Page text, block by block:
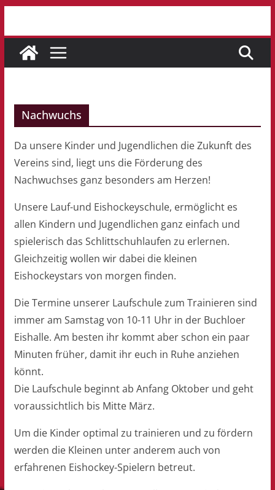
springen
Nachwuchs
Da unsere Kinder und Jugendlichen die Zukunft des
Vereins sind, liegt uns die Förderung des
Nachwuchses ganz besonders am Herzen!
Unsere Lauf-und Eishockeyschule, ermöglicht es
allen Kindern und Jugendlichen ganz einfach und
spielerisch das Schlittschuhlaufen zu erlernen.
Gleichzeitig wollen wir dabei die kleinen
Eishockeystars von morgen finden.
Die Termine unserer Laufschule zum Trainieren sind
immer am Samstag von 10-11 Uhr in der Buchloer
Eishalle. Am besten ihr kommt aber schon ein paar
Minuten früher, damit ihr euch in Ruhe anziehen
könnt.
Die Laufschule beginnt ab Anfang Oktober und geht
voraussichtlich bis Mitte März.
Um die Kinder optimal zu trainieren und zu fördern
werden die Kleinen unter anderem auch von
erfahrenen Eishockey-Spielern betreut.